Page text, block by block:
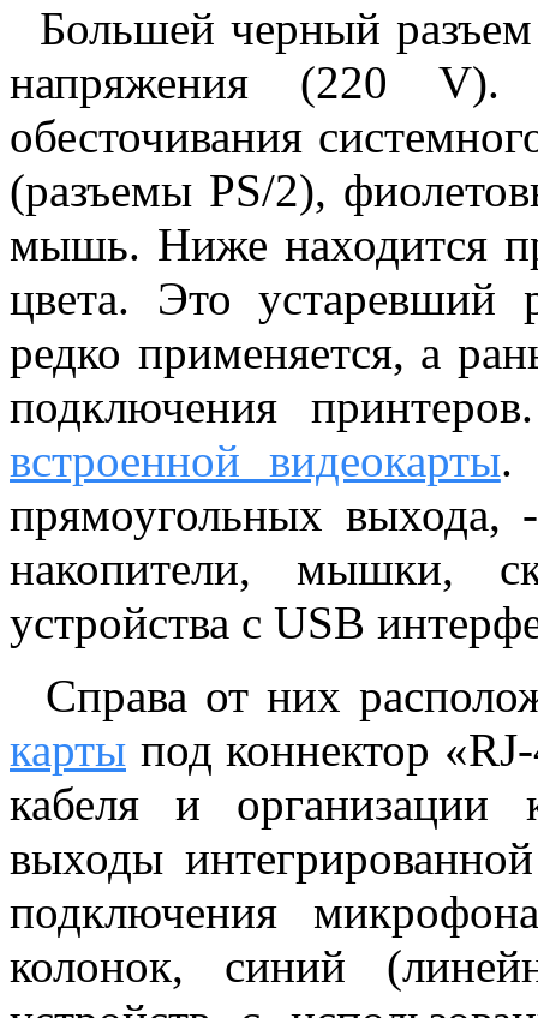
Большей черный
напряжения (220
обесточивания
(разъемы PS/2),
мышь. Ниже находится
цвета. Это устаревший
редко применяется, а
подключения
встроенной видеокарты.
прямоугольных
накопители, мышки,
устройства с USB
Справа от них
карты под коннектор
кабеля и
выходы
подключения
колонок, синий